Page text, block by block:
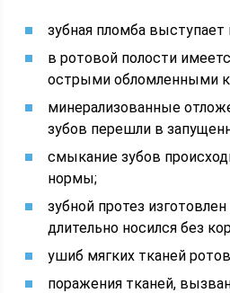
зубная пломба
в ротовой полости
острыми обломленными
минерализованные
зубов перешли в
смыкание зубов
нормы;
зубной протез
длительно носился без
ушиб мягких тканей
поражения тканей,